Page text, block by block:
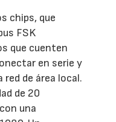
chips, que
FSK
que cuenten
en serie y
red de área local.
de 20
una